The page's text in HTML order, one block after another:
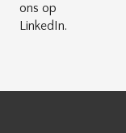
ons op
LinkedIn.